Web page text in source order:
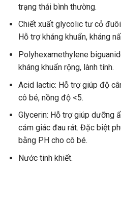
trạng thái bình thường.
Chiết xuất glycolic tư cỏ
Hỗ trợ kháng khuẩn, kháng
Polyhexamethylene
kháng khuẩn rộng, lành tính.
Acid lactic: Hỗ trợ giúp độ
cô bé, nồng độ <5.
Glycerin: Hỗ trợ giúp dưỡng
cảm giác đau rát. Đặc biệt
bằng PH cho cô bé.
Nước tinh khiết.